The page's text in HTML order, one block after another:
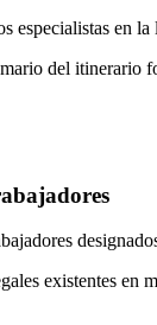
especialistas en
del itinerario
existentes en